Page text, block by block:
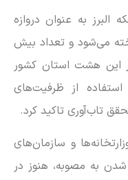
البرز به عنوان دروازه
می‌شود و تعداد بیش
این هشت استان کشور
از ظرفیت‌های
تاب‌آوری تاکید کرد.
و سازمان‌های
به مصوبه، هنوز در